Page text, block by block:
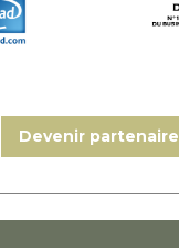
Devenir partenaire